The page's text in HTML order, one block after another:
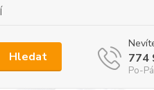
Hledat 774
Po-